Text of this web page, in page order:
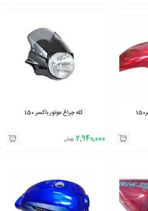
کله چراغ موتور باکسر 150
2,940,000 تومان